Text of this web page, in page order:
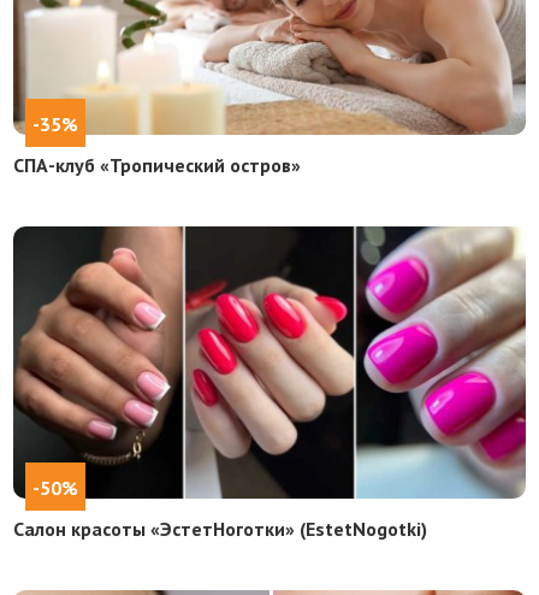
-35%
СПА-клуб «Тропический остров»
-50%
Салон красоты «ЭстетНоготки» (EstetNogotki)